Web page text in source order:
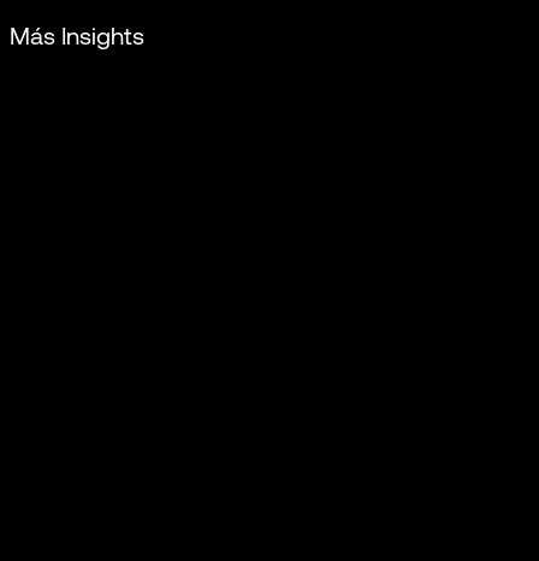
Más Insights